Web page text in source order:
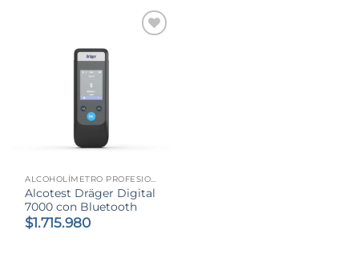
ALCOHOLÍMETRO PROFESIONAL
Alcotest Dräger Digital
7000 con Bluetooth
$1.715.980